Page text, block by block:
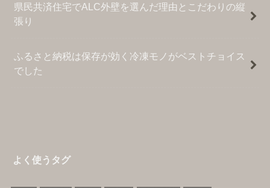
県民共済住宅でALC外壁を選んだ理由とこだわりの縦
張り
ふるさと納税は保存が効く冷凍モノがベストチョイス
でした
よく使うタグ